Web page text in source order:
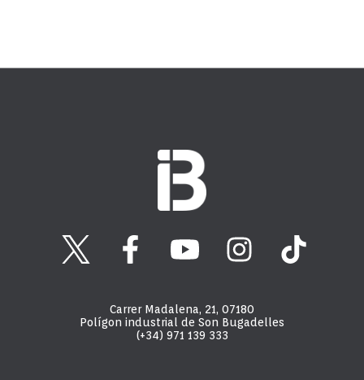
Carrer Madalena, 21, 07180
Polígon industrial de Son Bugadelles
(+34) 971 139 333